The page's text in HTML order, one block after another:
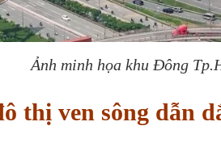
Ảnh minh họa khu Đông
thị ven sông dẫn